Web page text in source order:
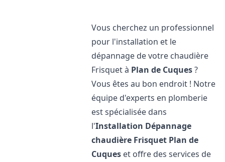
Vous cherchez un professionnel
pour l'installation et le
dépannage de votre chaudière
Frisquet à Plan de Cuques?
Vous êtes au bon endroit ! Notre
équipe d'experts en plomberie
est spécialisée dans
l'Installation Dépannage
chaudière Frisquet Plan de
Cuques et offre des services de